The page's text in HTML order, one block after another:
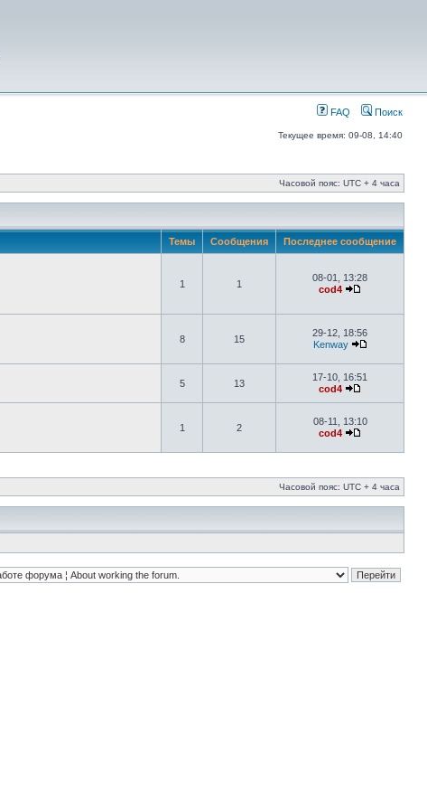
FAQ Поиск
Текущее время: 09-08, 14:40
Часовой пояс: UTC + 4 часа
Темы Сообщения Последнее сообщение
1 1
08-01, 13:28
cod4
8 15
29-12, 18:56
Kenway
5 13
17-10, 16:51
cod4
1 2
08-11, 13:10
cod4
Часовой пояс: UTC + 4 часа